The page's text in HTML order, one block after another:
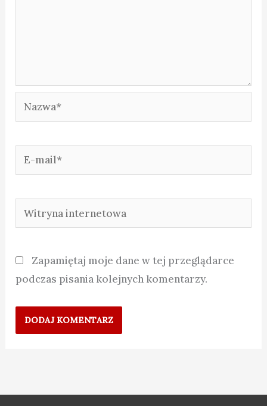
Nazwa*
E-
mail*
Witryna
internetowa
Zapamiętaj moje dane w tej przeglądarce
podczas pisania kolejnych komentarzy.